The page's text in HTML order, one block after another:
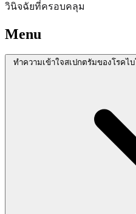
วินิจฉัยที่ครอบคลุม
Menu
ทำความเข้าใจสเปกตรัมของโรค